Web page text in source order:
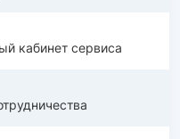
кабинет сервиса